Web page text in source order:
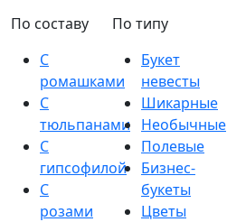
По составу
С
ромашками
С
тюльпанами
С
гипсофилой
С
розами
По типу
Букет
невесты
Шикарные
Необычные
Полевые
Бизнес-
букеты
Цветы